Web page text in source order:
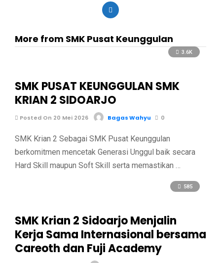
More from SMK Pusat Keunggulan
3.6K
SMK PUSAT KEUNGGULAN SMK
KRIAN 2 SIDOARJO
Posted On 20 Mei 2026 Bagas Wahyu 0
SMK Krian 2 Sebagai SMK Pusat Keunggulan
berkomitmen mencetak Generasi Unggul baik secara
Hard Skill maupun Soft Skill serta memastikan …
585
SMK Krian 2 Sidoarjo Menjalin
Kerja Sama Internasional bersama
Careoth dan Fuji Academy